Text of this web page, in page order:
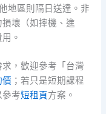
地區則隔日送達。非
壞（如摔機、進
。
，歡迎參考「台灣
價 ；若只是短期課程
參考短租頁方案。